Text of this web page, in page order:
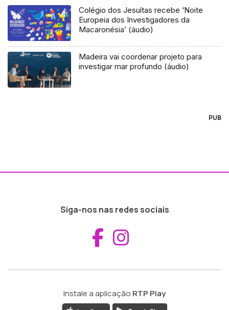
Colégio dos Jesuítas recebe ‘Noite
Europeia dos Investigadores da
Macaronésia’ (áudio)
Madeira vai coordenar projeto para
investigar mar profundo (áudio)
PUB
Siga-nos nas redes sociais
Aceder ao
Instale a aplicação RTP Play